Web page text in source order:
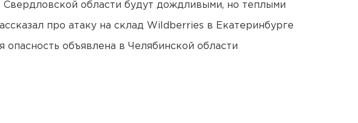
области будут дождливыми, но теплыми
про атаку на склад Wildberries в Екатеринбурге
опасность объявлена в Челябинской области